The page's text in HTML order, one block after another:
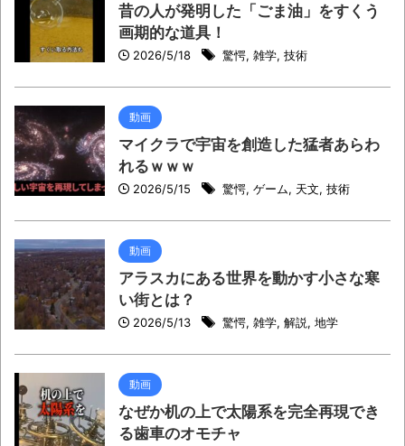
昔の人が発明した「ごま油」をすくう
画期的な道具！
2026/5/18 驚愕, 雑学, 技術
動画
マイクラで宇宙を創造した猛者あらわ
れるｗｗｗ
2026/5/15 驚愕, ゲーム, 天文, 技術
動画
アラスカにある世界を動かす小さな寒
い街とは？
2026/5/13 驚愕, 雑学, 解説, 地学
動画
なぜか机の上で太陽系を完全再現でき
る歯車のオモチャ